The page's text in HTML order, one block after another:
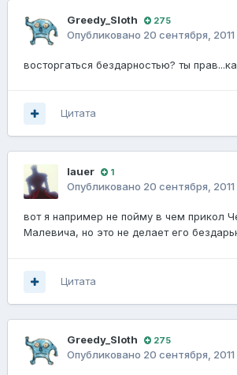
Greedy_Sloth 275
Опубликовано 20 сентября, 2011
восторгаться бездарностью? ты
Цитата
lauer 1
Опубликовано 20 сентября, 2011
вот я например не пойму в чем прикол
Малевича, но это не делает его
Цитата
Greedy_Sloth 275
Опубликовано 20 сентября, 2011